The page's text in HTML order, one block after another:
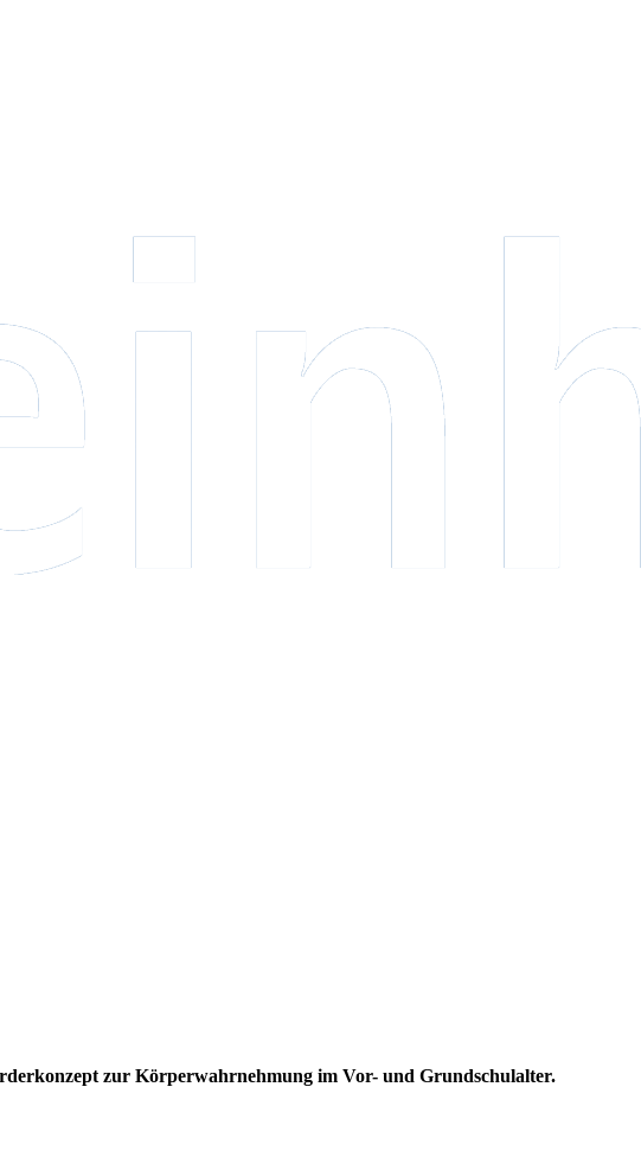
zur Körperwahrnehmung im Vor- und Grundschulalter.